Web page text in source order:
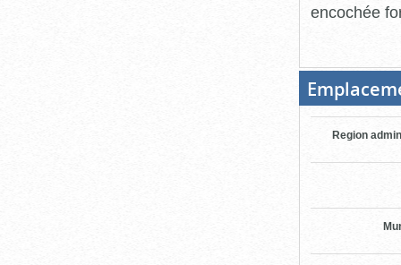
encochée
Region